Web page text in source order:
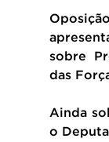
sobre
das
Ainda
o